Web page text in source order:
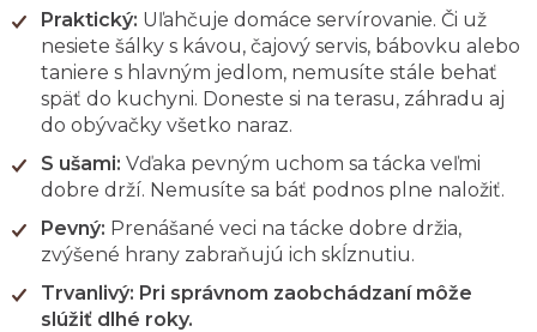
Praktický: Uľahčuje domáce servírovanie. Či už
nesiete šálky s kávou, čajový servis, bábovku alebo
taniere s hlavným jedlom, nemusíte stále behať
späť do kuchyni. Doneste si na terasu, záhradu aj
do obývačky všetko naraz.
S ušami: Vďaka pevným uchom sa tácka veľmi
dobre drží. Nemusíte sa báť podnos plne naložiť.
Pevný: Prenášané veci na tácke dobre držia,
zvýšené hrany zabraňujú ich skĺznutiu.
Trvanlivý: Pri správnom zaobchádzaní môže
slúžiť dlhé roky.